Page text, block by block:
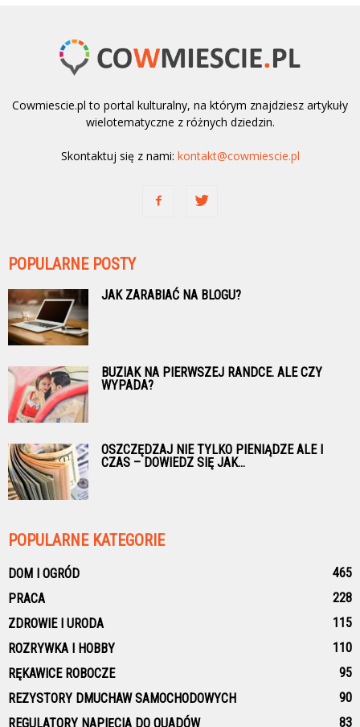
Cowmiescie.pl to portal kulturalny, na którym znajdziesz artykuły
wielotematyczne z różnych dziedzin.
Skontaktuj się z nami: kontakt@cowmiescie.pl
POPULARNE POSTY
JAK ZARABIAĆ NA BLOGU?
BUZIAK NA PIERWSZEJ RANDCE. ALE CZY
WYPADA?
OSZCZĘDZAJ NIE TYLKO PIENIĄDZE ALE I
CZAS – DOWIEDZ SIĘ JAK...
POPULARNE KATEGORIE
DOM I OGRÓD
465
PRACA
228
ZDROWIE I URODA
115
ROZRYWKA I HOBBY
110
RĘKAWICE ROBOCZE
95
REZYSTORY DMUCHAW SAMOCHODOWYCH
90
REGULATORY NAPIĘCIA DO QUADÓW
83